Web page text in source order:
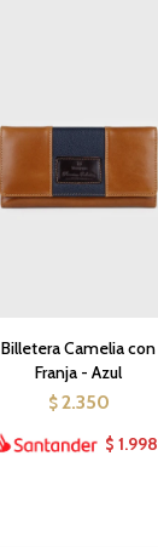
Billetera Camelia con
Franja - Azul
$ 2.350
$ 1.998